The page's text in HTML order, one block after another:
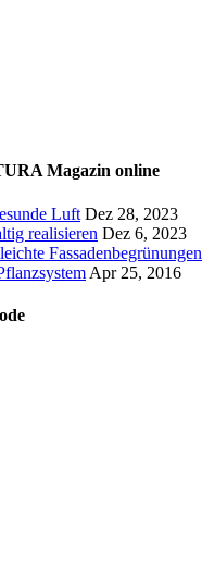
Magazin online
Luft Dez 28, 2023
realisieren Dez 6, 2023
Fassadenbegrünungen
Apr 25, 2016